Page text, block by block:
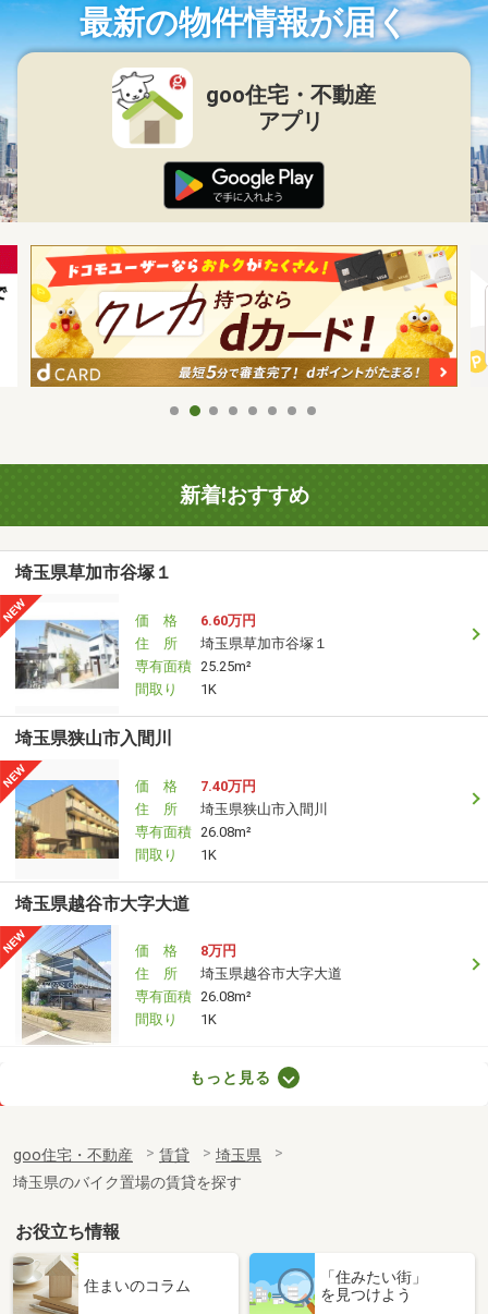
最新の物件情報が届く
goo住宅・不動産
アプリ
新着!おすすめ
埼玉県草加市谷塚１
価 格
6.60万円
住 所
埼玉県草加市谷塚１
専有面積 25.25m²
間取り
1K
埼玉県狭山市入間川
価 格
7.40万円
住 所
埼玉県狭山市入間川
専有面積 26.08m²
間取り
1K
埼玉県越谷市大字大道
価 格
8万円
住 所
埼玉県越谷市大字大道
専有面積 26.08m²
間取り
1K
埼玉県川口市並木２丁目
専有面積
21.26m²
間取り
1K
埼玉県川口市大字安行吉岡
価 格
6.70万円
埼玉県川口市大字安行吉岡
もっと見る
goo住宅・不動産 賃貸
埼玉県
埼玉県のバイク置場の賃貸を探す
お役立ち情報
住まいのコラム
「住みたい街」
を見つけよう